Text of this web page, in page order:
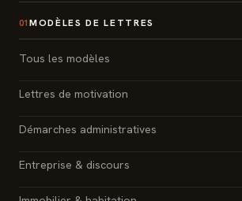
01 MODÈLES DE LETTRES
Tous les modèles
Lettres de motivation
Démarches administratives
Entreprise & discours